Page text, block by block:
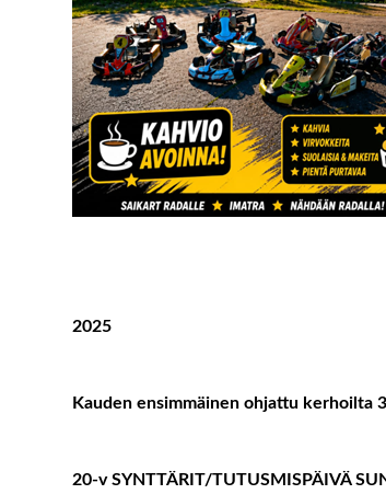
2025
Kauden ensimmäinen ohjattu kerhoilta
20-v SYNTTÄRIT/TUTUSMISPÄIVÄ